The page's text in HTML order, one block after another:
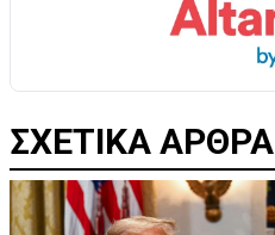
ΣΧΕΤΙΚΑ ΑΡΘΡΑ